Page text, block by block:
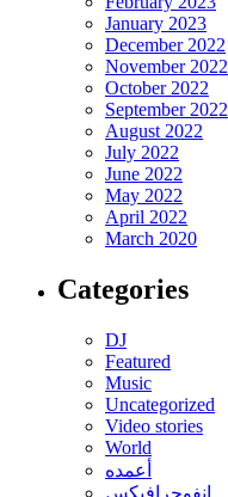
January 2023
December 2022
November 2022
October 2022
September 2022
August 2022
July 2022
June 2022
May 2022
April 2022
March 2020
Categories
DJ
Featured
Music
Uncategorized
Video stories
World
أعمده
انفوجرافيكس